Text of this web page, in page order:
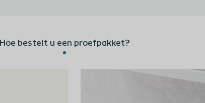
Hoe bestelt u een proefpakket?